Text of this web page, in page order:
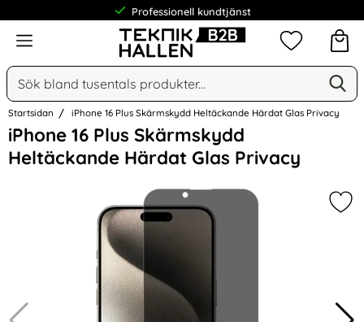
Professionell kundtjänst
Meny
Sök
Sök på Narse Group AB
Mina
Startsidan iPhone 16 Plus Skärmskydd Heltäckande Härdat Glas Privacy
iPhone 16 Plus Skärmskydd
Heltäckande Härdat Glas Privacy
Hoppa
över
Bilder